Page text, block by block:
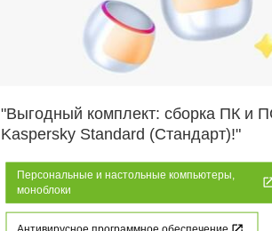
"Выгодный комплект: сборка ПК и
Kaspersky Standard (Стандарт)!"
Персональные и настольные компьютеры,
моноблоки